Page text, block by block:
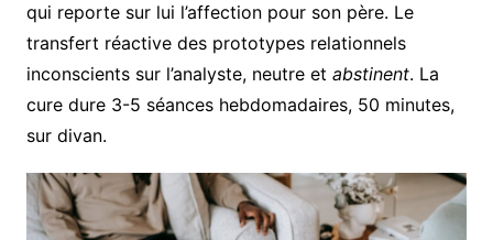
qui reporte sur lui l’affection pour son père. Le
transfert réactive des prototypes relationnels
inconscients sur l’analyste, neutre et abstinent. La
cure dure 3-5 séances hebdomadaires, 50 minutes,
sur divan.